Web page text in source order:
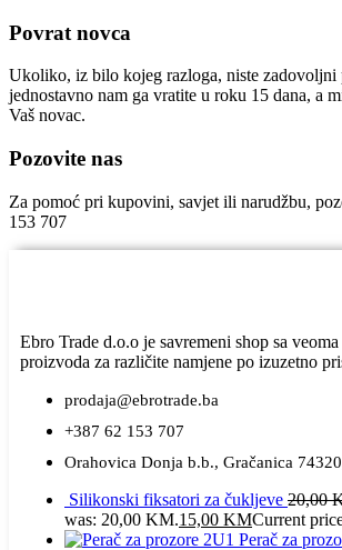
Povrat novca
Ukoliko, iz bilo kojeg razloga, niste zadovoljni
jednostavno nam ga vratite u roku 15 dana, a
Vaš novac.
Pozovite nas
Za pomoć pri kupovini, savjet ili narudžbu,
153 707
Ebro Trade d.o.o je savremeni shop sa
proizvoda za različite namjene po izuzetno
prodaja@ebrotrade.ba
+387 62 153 707
Orahovica Donja b.b., Gračanica
Silikonski fiksatori za čukljeve 20,00
was: 20,00 KM.15,00 KMCurrent
Perač za